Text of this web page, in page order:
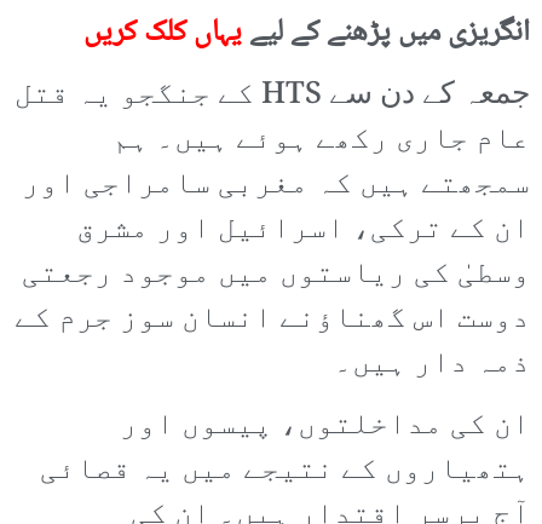
انگریزی میں پڑھنے کے لیےیہاں کلک کریں
جمعہ کے دن سے HTS کے جنگجو یہ قتل
عام جاری رکھے ہوئے ہیں۔ ہم
سمجھتے ہیں کہ مغربی سامراجی اور
ان کے ترکی، اسرائیل اور مشرق
وسطیٰ کی ریاستوں میں موجود رجعتی
دوست اس گھناؤنے انسان سوز جرم کے
ذمہ دار ہیں۔
ان کی مداخلتوں، پیسوں اور
ہتھیاروں کے نتیجے میں یہ قصائی